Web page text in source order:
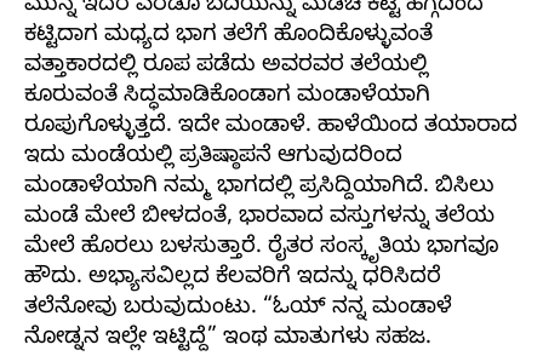
ಮುನ್ನ ಇದರ ಎರಡೂ ಬದಿಯನ್ನು ಮಡಚಿ ಕಟ್ಟಿ ಹಗ್ಗದಿಂದ
ಕಟ್ಟಿದಾಗ ಮಧ್ಯದ ಭಾಗ ತಲೆಗೆ ಹೊಂದಿಕೊಳ್ಳುವಂತೆ
ವತ್ತಾಕಾರದಲ್ಲಿ ರೂಪ ಪಡೆದು ಅವರವರ ತಲೆಯಲ್ಲಿ
ಕೂರುವಂತೆ ಸಿದ್ಧಮಾಡಿಕೊಂಡಾಗ ಮಂಡಾಳೆಯಾಗಿ
ರೂಪುಗೊಳ್ಳುತ್ತದೆ. ಇದೇ ಮಂಡಾಳೆ. ಹಾಳೆಯಿಂದ ತಯಾರಾದ
ಇದು ಮಂಡೆಯಲ್ಲಿ ಪ್ರತಿಷ್ಠಾಪನೆ ಆಗುವುದರಿಂದ
ಮಂಡಾಳೆಯಾಗಿ ನಮ್ಮ ಭಾಗದಲ್ಲಿ ಪ್ರಸಿದ್ದಿಯಾಗಿದೆ. ಬಿಸಿಲು
ಮಂಡೆ ಮೇಲೆ ಬೀಳದಂತೆ, ಭಾರವಾದ ವಸ್ತುಗಳನ್ನು ತಲೆಯ
ಮೇಲೆ ಹೊರಲು ಬಳಸುತ್ತಾರೆ. ರೈತರ ಸಂಸ್ಕೃತಿಯ ಭಾಗವೂ
ಹೌದು. ಅಭ್ಯಾಸವಿಲ್ಲದ ಕೆಲವರಿಗೆ ಇದನ್ನು ಧರಿಸಿದರೆ
ತಲೆನೋವು ಬರುವುದುಂಟು. “ಓಯ್ ನನ್ನ ಮಂಡಾಳೆ
ನೋಡ್ನನ ಇಲ್ಲೇ ಇಟ್ಟಿದ್ದೆ” ಇಂಥ ಮಾತುಗಳು ಸಹಜ.